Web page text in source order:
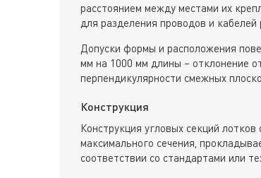
расстоянием между местами их
для разделения проводов и кабелей
Допуски формы и расположения
мм на 1000 мм длины – отклонение
перпендикулярности смежных
Конструкция
Конструкция угловых секций
максимального сечения,
соответствии со стандартами или